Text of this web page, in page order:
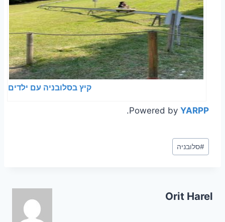
קיץ בסלובניה עם ילדים
Powered by YARPP
.
Post
Tags:
#סלובניה
Orit Harel